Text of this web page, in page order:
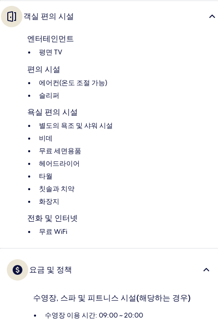
객실 편의 시설
엔터테인먼트
평면 TV
편의 시설
에어컨(온도 조절 가능)
슬리퍼
욕실 편의 시설
별도의 욕조 및 샤워 시설
비데
무료 세면용품
헤어드라이어
타월
칫솔과 치약
화장지
전화 및 인터넷
무료 WiFi
요금 및 정책
수영장, 스파 및 피트니스 시설(해당하는 경우)
수영장 이용 시간: 09:00 ~ 20:00